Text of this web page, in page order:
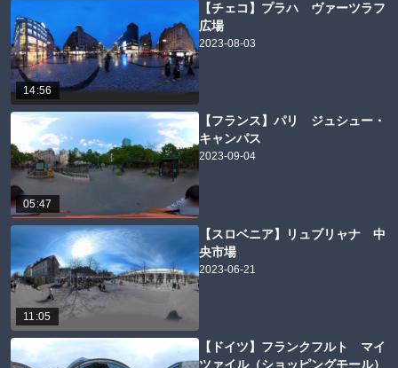
14:56
【チェコ】プラハ ヴァーツラフ
広場
2023-08-03
05:47
【フランス】パリ ジュシュー・
キャンパス
2023-09-04
11:05
【スロベニア】リュブリャナ 中
央市場
2023-06-21
【ドイツ】フランクフルト マイ
ツァイル（ショッピングモール）